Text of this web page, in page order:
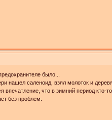
было...
нашел саленоид, взял молоток и
впечатление, что в зимний период кто-
без проблем.